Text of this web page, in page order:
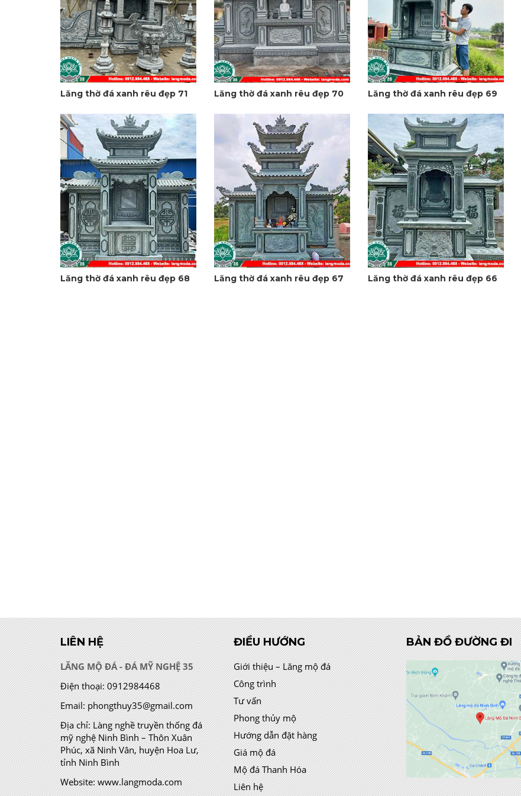
Lăng thờ đá xanh rêu đẹp 71 Lăng thờ đá xanh rêu đẹp 70 Lăng thờ đá xanh rêu đẹp 69
Lăng thờ đá xanh rêu đẹp 68 Lăng thờ đá xanh rêu đẹp 67 Lăng thờ đá xanh rêu đẹp 66
LIÊN HỆ
LĂNG MỘ ĐÁ - ĐÁ MỸ NGHỆ 35
Điện thoại: 0912984468
Email: phongthuy35@gmail.com
Địa chỉ:Làng nghề truyền thống đá
mỹ nghệ Ninh Bình – Thôn Xuân
Phúc, xã Ninh Vân, huyện Hoa Lư,
tỉnh Ninh Bình
Website: www.langmoda.com
ĐIỀU HƯỚNG
Giới thiệu – Lăng mộ đá
Công trình
Tư vấn
Phong thủy mộ
Hướng dẫn đặt hàng
Giá mộ đá
Mộ đá Thanh Hóa
Liên hệ
BẢN ĐỒ ĐƯỜNG ĐI